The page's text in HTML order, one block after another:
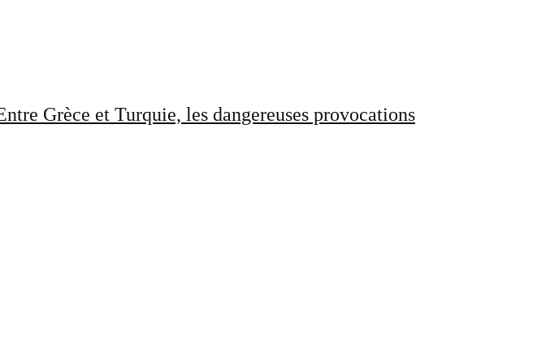
Grèce et Turquie, les dangereuses provocations